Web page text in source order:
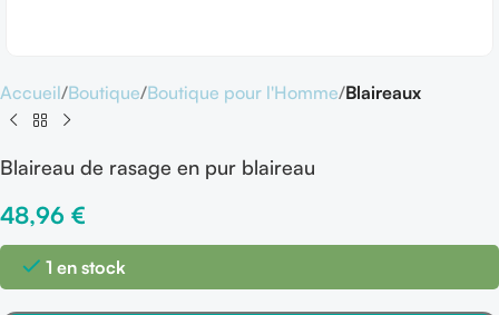
Accueil Boutique Boutique pour l'Homme Blaireaux
Blaireau de rasage en pur blaireau
48,96 €
1 en stock